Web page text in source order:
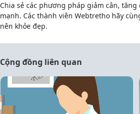
Chia sẻ các phương pháp giảm cân,
mạnh. Các thành viên Webtretho hãy
nên khỏe đẹp.
Cộng đồng liên quan